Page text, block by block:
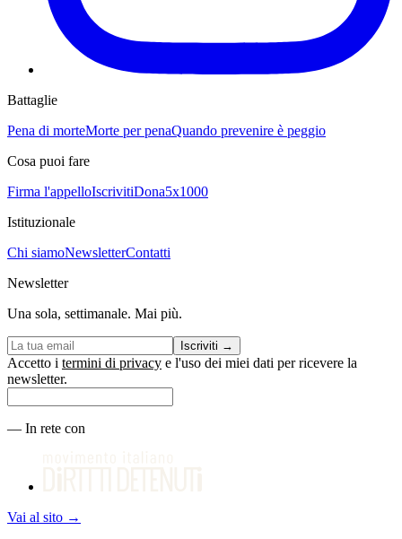
Battaglie
Pena di morteMorte per penaQuando prevenire è peggio
Cosa puoi fare
Firma l'appelloIscrivitiDona5x1000
Istituzionale
Chi siamoNewsletterContatti
Newsletter
Una sola, settimanale. Mai più.
Iscriviti →
Accetto i termini di privacy e l'uso dei miei dati per ricevere la
newsletter.
— In rete con
Vai al sito →